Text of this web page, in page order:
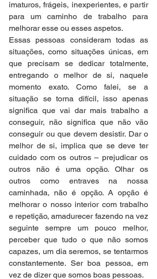
imaturos, frágeis, inexperientes, e partir
para um caminho de trabalho para
melhorar esse ou esses aspetos.
Essas pessoas consideram todas as
situações, como situações únicas, em
que precisam se dedicar totalmente,
entregando o melhor de si, naquele
momento exato. Como falei, se a
situação se torna difícil, isso apenas
significa que vai dar mais trabalho a
conseguir, não significa que não vão
conseguir ou que devem desistir. Dar o
melhor de si, implica que se deve ter
cuidado com os outros – prejudicar os
outros não é uma opção. Olhar os
outros como entraves na nossa
caminhada, não é opção. A opção é
melhorar o nosso interior com trabalho
e repetição, amadurecer fazendo na vez
seguinte sempre um pouco melhor,
perceber que tudo o que não somos
capazes, um dia seremos, se tentarmos
constantemente. Ser boa pessoa, em
vez de dizer que somos boas pessoas.